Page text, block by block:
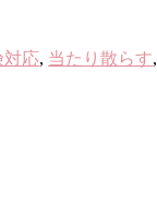
対応, 当たり散らす,